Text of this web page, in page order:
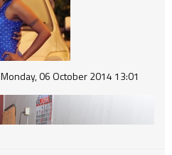
Monday, 06 October 2014 13:01